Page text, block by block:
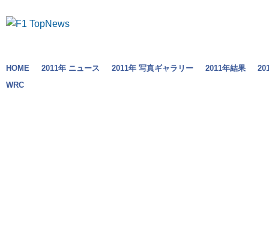
HOME 2011年 ニュース 2011年 写真ギャラリー 2011年結果
WRC